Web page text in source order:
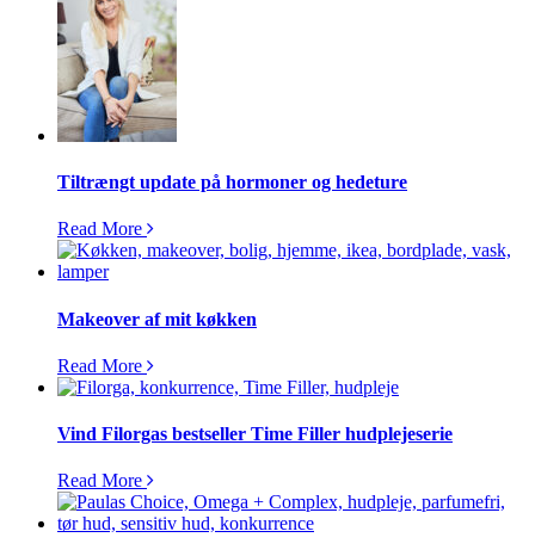
Tiltrængt update på hormoner og hedeture
Read More
Makeover af mit køkken
Read More
Vind Filorgas bestseller Time Filler hudplejeserie
Read More